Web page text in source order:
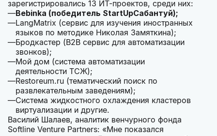
зарегистрировались 13 ИТ-проектов, среди них:
Bebinka (победитель StartUpСабантуй);
LangMatrix (сервис для изучения иностранных
языков по методике Николая Замяткина);
Бродкастер (B2B сервис для автоматизации
звонков);
Мой дом (система автоматизации
деятельности ТСЖ);
Restoreum.ru (тематический поиск по
развлекательным заведениям);
Система жидкостного охлаждения кластеров
виртуализации и другие.
Василий Шалаев, аналитик венчурного фонда
Softline Venture Partners: «Мне показался